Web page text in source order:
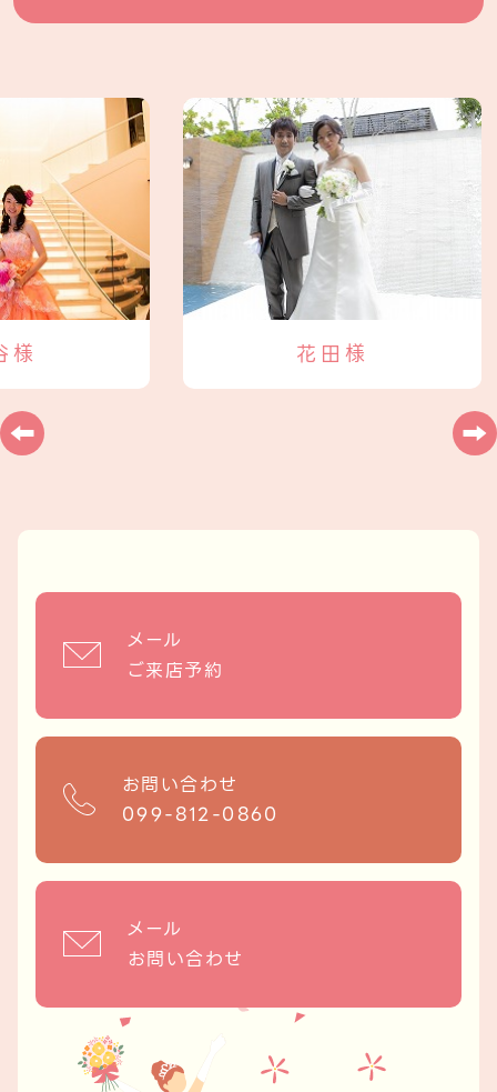
様 花田様
メール
ご来店予約
お問い合わせ
099-812-0860
メール
お問い合わせ